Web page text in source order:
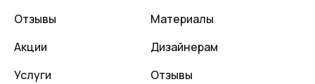
Отзывы
Акции
Услуги
Материалы
Дизайнерам
Отзывы